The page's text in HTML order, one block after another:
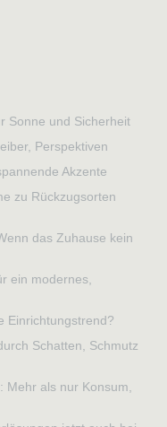
Sonne und Sicherheit
Perspektiven
Akzente
zu Rückzugsorten
das Zuhause kein
ein modernes,
Einrichtungstrend?
Schatten, Schmutz
Mehr als nur Konsum,